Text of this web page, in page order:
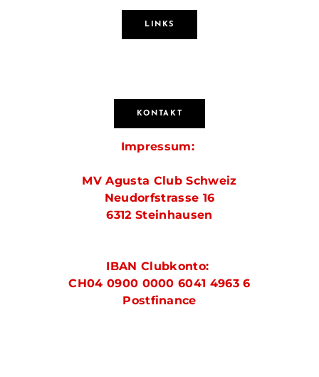
LINKS
KONTAKT
Impressum:
MV Agusta Club Schweiz
Neudorfstrasse 16
​6312 Steinhausen
IBAN Clubkonto:
CH04 0900 0000 6041 4963 6
​Postfinance